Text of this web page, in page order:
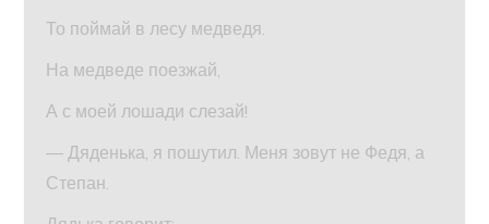
То поймай в лесу медведя.
На медведе поезжай,
А с моей лошади слезай!
— Дяденька, я пошутил. Меня зовут не Федя, а
Степан.